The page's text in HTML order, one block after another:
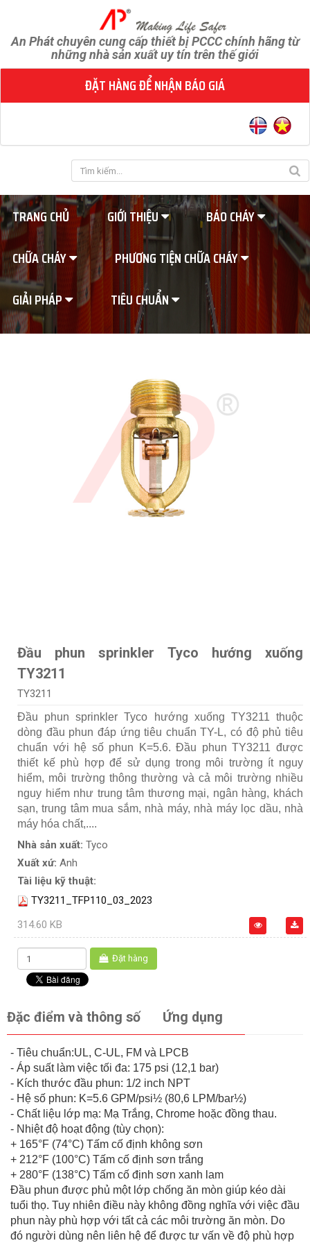
An Phát chuyên cung cấp thiết bị PCCC chính hãng từ
những nhà sản xuất uy tín trên thế giới
ĐẶT HÀNG ĐỂ NHẬN BÁO GIÁ
TRANG CHỦ GIỚI THIỆU
BÁO CHÁY
CHỮA CHÁY
PHƯƠNG TIỆN CHỮA CHÁY
GIẢI PHÁP
TIÊU CHUẨN
Đầu phun sprinkler Tyco hướng xuống
TY3211
TY3211
Đầu phun sprinkler Tyco hướng xuống TY3211 thuộc
dòng đầu phun đáp ứng tiêu chuẩn TY-L, có độ phủ tiêu
chuẩn với hệ số phun K=5.6. Đầu phun TY3211 được
thiết kế phù hợp để sử dụng trong môi trường ít nguy
hiểm, môi trường thông thường và cả môi trường nhiều
nguy hiểm như trung tâm thương mại, ngân hàng, khách
sạn, trung tâm mua sắm, nhà máy, nhà máy lọc dầu, nhà
máy hóa chất,....
Nhà sản xuất: Tyco
Xuất xứ: Anh
Tài liệu kỹ thuật:
TY3211_TFP110_03_2023
314.60 KB
Đặt hàng
Đặc điểm và thông số Ứng dụng
- Tiêu chuẩn:UL, C-UL, FM và LPCB
- Áp suất làm việc tối đa: 175 psi (12,1 bar)
- Kích thước đầu phun: 1/2 inch NPT
- Hệ số phun: K=5.6 GPM/psi½ (80,6 LPM/bar½)
- Chất liệu lớp mạ: Mạ Trắng, Chrome hoặc đồng thau.
- Nhiệt độ hoạt động (tùy chọn):
+ 165°F (74°C) Tấm cố định không sơn
+ 212°F (100°C) Tấm cố định sơn trắng
+ 280°F (138°C) Tấm cố định sơn xanh lam
Đầu phun được phủ một lớp chống ăn mòn giúp kéo dài
tuổi thọ. Tuy nhiên điều này không đồng nghĩa với việc đầu
phun này phù hợp với tất cả các môi trường ăn mòn. Do
đó người dùng nên liên hệ để được tư vấn về độ phù hợp